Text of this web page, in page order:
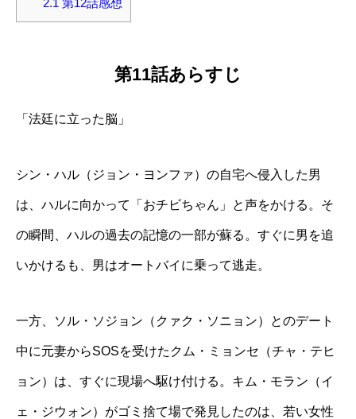
2.1 第12話感想
第11話あらすじ
「法廷に立った脳」
シン・ハル（ジョン・ヨンファ）の自宅へ侵入した男
は、ハルに向かって「おチビちゃん」と声をかける。そ
の瞬間、ハルの過去の記憶の一部が蘇る。すぐに男を追
いかけるも、男はオートバイに乗って逃走。
一方、ソル・ソジョン（クァク・ソニョン）とのデート
中に元妻からSOSを受けたクム・ミョンセ（チャ・テヒ
ョン）は、すぐに現場へ駆け付ける。キム・モラン（イ
ェ・ジウォン）がゴミ捨て場で発見したのは、若い女性